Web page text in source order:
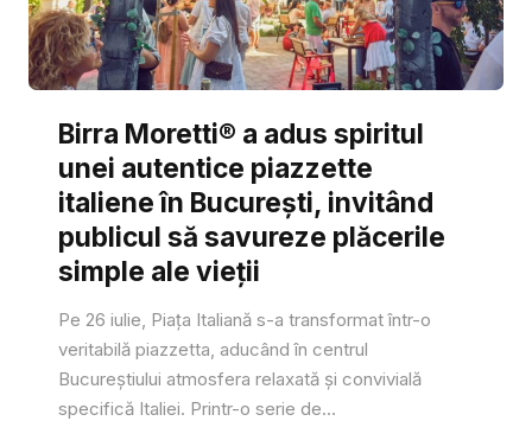
Birra Moretti® a adus spiritul
unei autentice piazzette
italiene în București, invitând
publicul să savureze plăcerile
simple ale vieții
Pe 26 iulie, Piața Italiană s-a transformat într-o
veritabilă piazzetta, aducând în centrul
Bucureștiului atmosfera relaxată și convivială
specifică Italiei. Printr-o serie de...